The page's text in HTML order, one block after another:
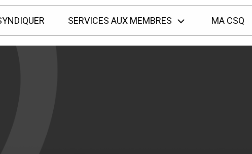
SERVICES AUX MEMBRES MA CSQ